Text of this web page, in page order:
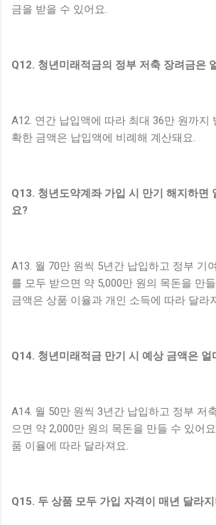
금을 받을 수 있어요.
Q12. 청년미래적금의 정부 저축 장려금은
A12. 연간 납입액에 따라 최대 36만 원까지
확한 금액은 납입액에 비례해 계산돼요.
Q13. 청년도약계좌 가입 시 만기 해지하면
요?
A13. 월 70만 원씩 5년간 납입하고 정부 기
를 모두 받으면 약 5,000만 원의 목돈을 만
금액은 상품 이율과 개인 소득에 따라 달라
Q14. 청년미래적금 만기 시 예상 금액은 얼
A14. 월 50만 원씩 3년간 납입하고 정부 저
으면 약 2,000만 원의 목돈을 만들 수 있어
품 이율에 따라 달라져요.
Q15. 두 상품 모두 가입 자격이 매년 달라